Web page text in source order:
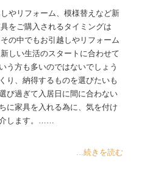
やリフォーム、模様替えなど新
をご購入されるタイミングは
の中でもお引越しやリフォーム
しい生活のスタートに合わせて
う方も多いのではないでしょう
り、納得するものを選びたいも
び過ぎて入居日に間に合わない
に家具を入れる為に、気を付け
します。……
...続きを読む